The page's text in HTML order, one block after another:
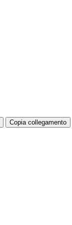
Copia collegamento